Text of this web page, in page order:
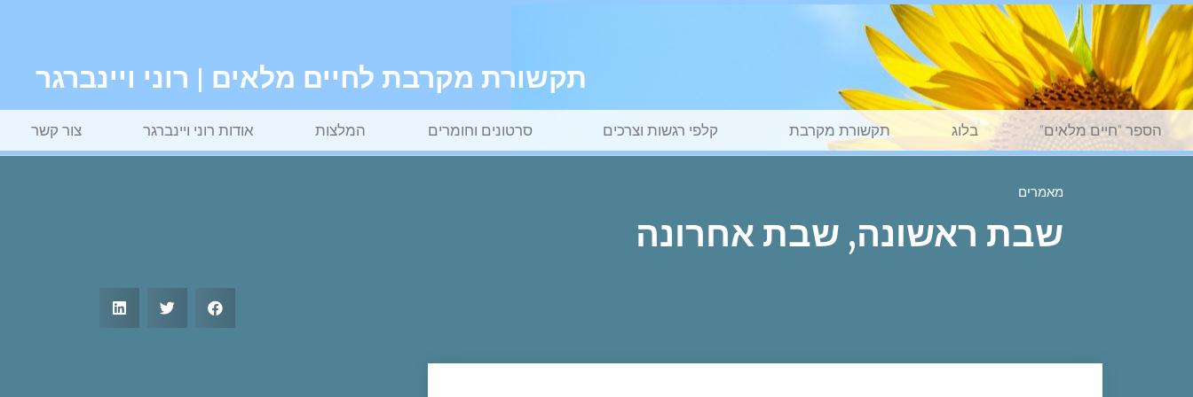
תקשורת מקרבת לחיים מלאים | רוני ויינברגר
הספר "חיים מלאים" בלוג תקשורת מקרבת קלפי רגשות וצרכים סרטונים וחומרים המלצות אודות רוני ויינברגר צור קשר
מאמרים
שבת ראשונה, שבת אחרונה